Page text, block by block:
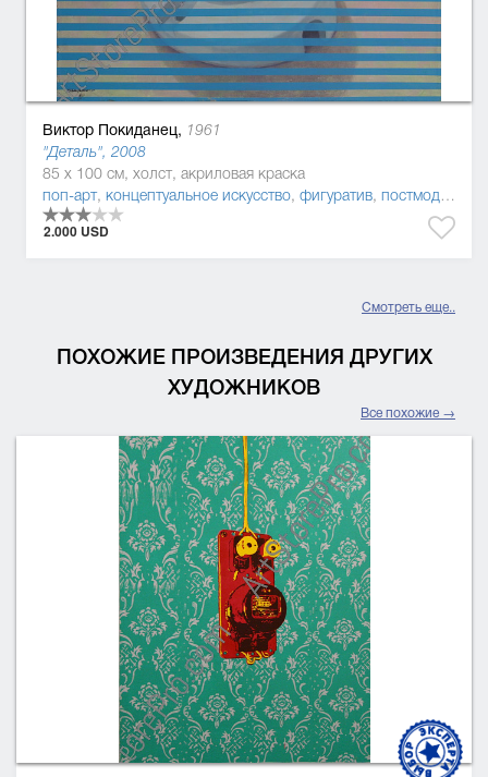
Виктор Покиданец, 1961
"Деталь", 2008
85 x 100 см, холст, акриловая краска
поп-арт, концептуальное искусство, фигуратив, постмодернизм
2.000 USD
Смотреть еще..
ПОХОЖИЕ ПРОИЗВЕДЕНИЯ ДРУГИХ
ХУДОЖНИКОВ
Все похожие →